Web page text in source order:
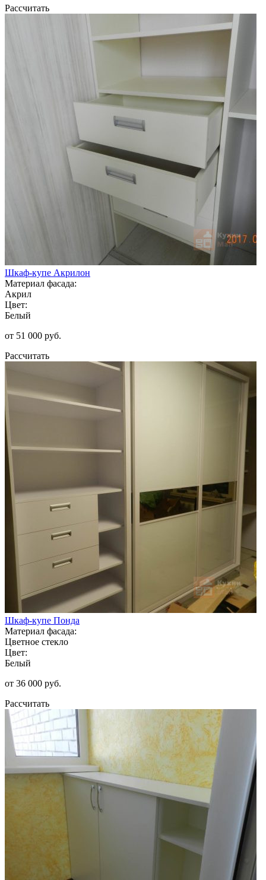
Рассчитать
Шкаф-купе Акрилон
Материал фасада:
Акрил
Цвет:
Белый
от 51 000 руб.
Рассчитать
Шкаф-купе Понда
Материал фасада:
Цветное стекло
Цвет:
Белый
от 36 000 руб.
Рассчитать